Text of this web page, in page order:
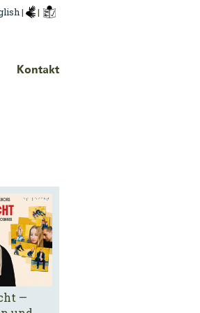
Kontakt
| |
—